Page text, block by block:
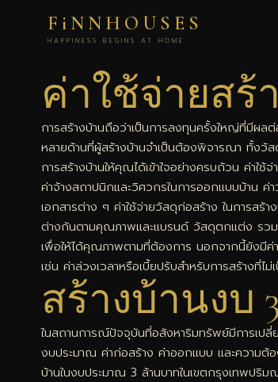
FiNNHOUSES
HAPPINESS BEGINS AT HOME
ค่าใช้จ่ายสร้
การสร้างบ้านถือว่าเป็นการลงทุนครั้งใหญ่ที่มีผล
หลายด้านที่ผู้สร้างบ้านจำเป็นต้องพิจารณา ทั้งวัส
การสร้างบ้านให้คุณได้เข้าใจอย่างครบถ้วน ค่า
ค่าจ้างสถาปนิกและวิศวกรในการออกแบบบ้าน ค่
เอกสารต่าง ๆ ค่าใช้จ่ายวัสดุก่อสร้าง ในการส
ต่างกันตามคุณภาพและแบรนด์ วัสดุตกแต่ง รวม
เพื่อให้ได้คุณภาพตามที่ต้องการ นอกจากนี้ยังมีค่า
เช่น ค่าล่วงเวลาหรือเบี้ยปรับสำหรับการสร้างที่ไ
สร้างบ้านงบ
ในสถานการณ์ปัจจุบันที่อสังหาริมทรัพย์มีการเป
งบประมาณ ค่าก่อสร้าง ค่าออกแบบ และความต้อ
บ้านในงบประมาณ 3 ล้านบาทในเขตกรุงเทพปริ